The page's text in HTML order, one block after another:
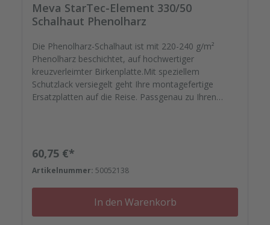
Meva StarTec-Element 330/50
Schalhaut Phenolharz
Die Phenolharz-Schalhaut ist mit 220-240 g/m²
Phenolharz beschichtet, auf hochwertiger
kreuzverleimter Birkenplatte.Mit speziellem
Schutzlack versiegelt geht Ihre montagefertige
Ersatzplatten auf die Reise. Passgenau zu Ihren
Nieten, Schrauben, Kunststoffeinsätzen bis zu
Reparaturplättchen.
Regulärer Preis:
60,75 €*
Artikelnummer: 50052138
In den Warenkorb